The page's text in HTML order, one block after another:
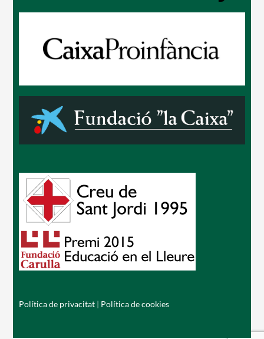
Política de privacitat | Política de cookies